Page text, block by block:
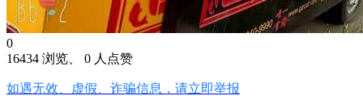
0
16434 浏览、 0 人点赞
如遇无效、虚假、诈骗信息，请立即举报